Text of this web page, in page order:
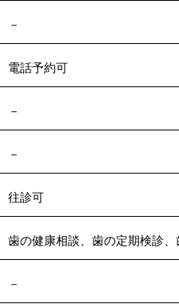
－
電話予約可
－
－
往診可
歯の健康相談、歯の定期検診
－